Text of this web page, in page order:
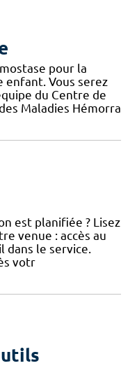
pour la
enfant. Vous serez
du Centre de
Maladies Hémorra
est planifiée ? Lisez
venue : accès au
dans le service.
votr